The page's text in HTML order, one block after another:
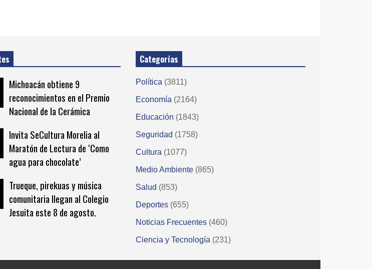
Michoacán obtiene 9
reconocimientos en el Premio
Nacional de la Cerámica
Invita SeCultura Morelia al
Maratón de Lectura de ‘Como
agua para chocolate’
Trueque, pirekuas y música
comunitaria llegan al Colegio
Jesuita este 8 de agosto.
Categorías
Política (3811)
Economía (2164)
Educación (1843)
Seguridad (1758)
Cultura (1077)
Medio Ambiente (865)
Salud (853)
Deportes (655)
Noticias Frecuentes (460)
Ciencia y Tecnología (231)